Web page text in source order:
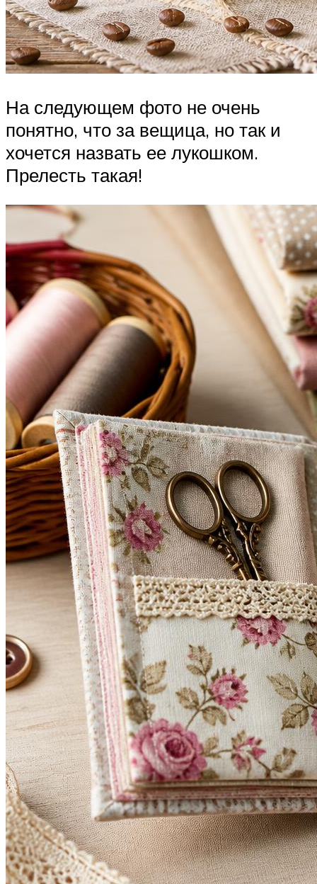
На следующем фото не очень
понятно, что за вещица, но так и
хочется назвать ее лукошком.
Прелесть такая!